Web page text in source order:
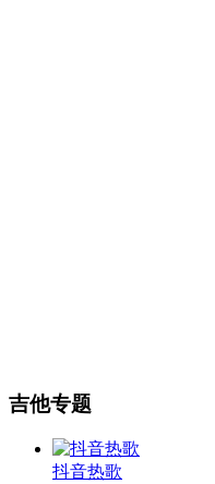
吉他专题
抖音热歌